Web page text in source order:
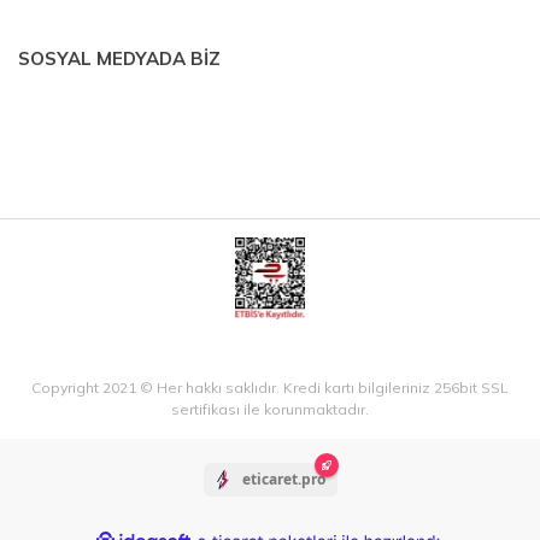
SOSYAL MEDYADA BİZ
Copyright 2021 © Her hakkı saklıdır. Kredi kartı bilgileriniz 256bit SSL
sertifikası ile korunmaktadır.
eticaret.pro